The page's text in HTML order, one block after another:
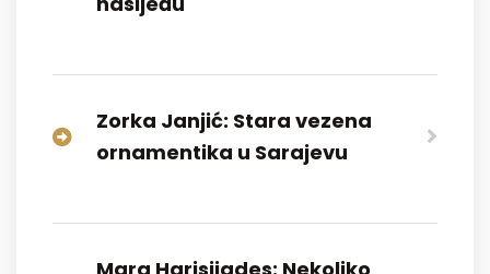
Zorka Janjić: Stara vezena
ornamentika u Sarajevu